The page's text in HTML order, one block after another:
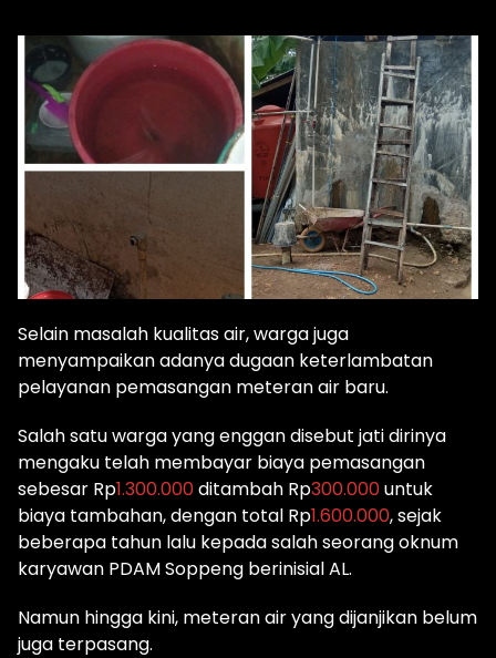
Selain masalah kualitas air, warga juga
menyampaikan adanya dugaan keterlambatan
pelayanan pemasangan meteran air baru.
Salah satu warga yang enggan disebut jati dirinya
mengaku telah membayar biaya pemasangan
sebesar Rp1.300.000ditambah Rp300.000untuk
biaya tambahan, dengan total Rp1.600.000, sejak
beberapa tahun lalu kepada salah seorang oknum
karyawan PDAM Soppeng berinisial AL.
Namun hingga kini, meteran air yang dijanjikan belum
juga terpasang.